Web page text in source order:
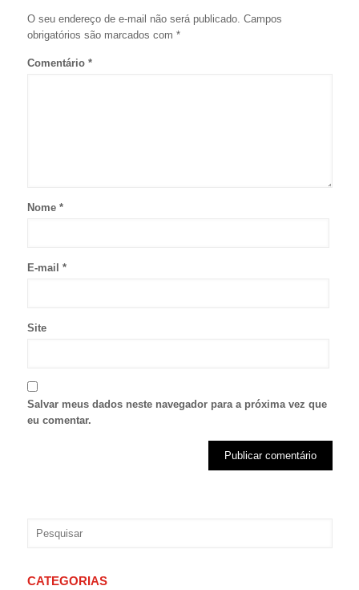
O seu endereço de e-mail não será publicado. Campos
obrigatórios são marcados com *
Comentário *
Nome *
E-mail *
Site
Salvar meus dados neste navegador para a próxima vez que
eu comentar.
CATEGORIAS